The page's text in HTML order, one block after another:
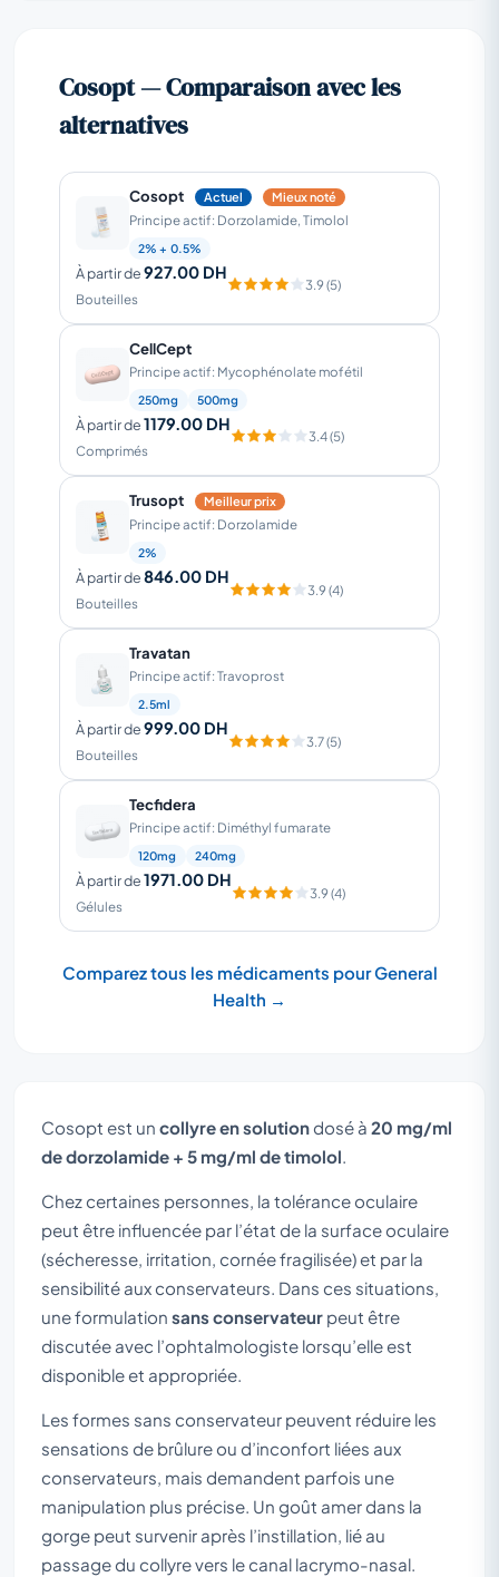
Cosopt — Comparaison avec les
alternatives
Cosopt Actuel Mieux noté
Principe actif: Dorzolamide, Timolol
2% + 0.5%
À partir de927.00 DH
Bouteilles
3.9 (5)
CellCept
Principe actif: Mycophénolate mofétil
250mg 500mg
À partir de1179.00 DH
Comprimés
3.4 (5)
Trusopt Meilleur prix
Principe actif: Dorzolamide
2%
À partir de846.00 DH
Bouteilles
3.9 (4)
Travatan
Principe actif: Travoprost
2.5ml
À partir de999.00 DH
Bouteilles
3.7 (5)
Tecfidera
Principe actif: Diméthyl fumarate
120mg 240mg
À partir de1971.00 DH
Gélules
3.9 (4)
Comparez tous les médicaments pour General
Health →
Cosopt est un collyre en solution dosé à 20 mg/ml
de dorzolamide + 5 mg/ml de timolol.
Chez certaines personnes, la tolérance oculaire
peut être influencée par l’état de la surface oculaire
(sécheresse, irritation, cornée fragilisée) et par la
sensibilité aux conservateurs. Dans ces situations,
une formulation sans conservateur peut être
discutée avec l’ophtalmologiste lorsqu’elle est
disponible et appropriée.
Les formes sans conservateur peuvent réduire les
sensations de brûlure ou d’inconfort liées aux
conservateurs, mais demandent parfois une
manipulation plus précise. Un goût amer dans la
gorge peut survenir après l’instillation, lié au
passage du collyre vers le canal lacrymo-nasal.